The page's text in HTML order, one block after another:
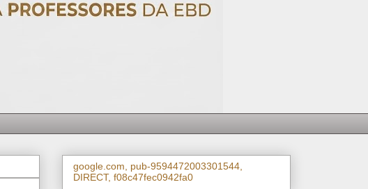
google.com, pub-9594472003301544,
DIRECT, f08c47fec0942fa0